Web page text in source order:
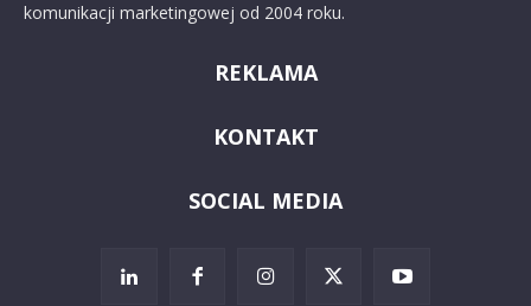
komunikacji marketingowej od 2004 roku.
REKLAMA
KONTAKT
SOCIAL MEDIA